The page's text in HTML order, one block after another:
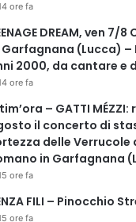
ore fa
DREAM, ven 7/
(Lucca) –
2000, da cantare e
ore fa
– GATTI
il concerto di
delle Verrucole
in Garfagnana
ore fa
FILI – Pinocchio
ore fa